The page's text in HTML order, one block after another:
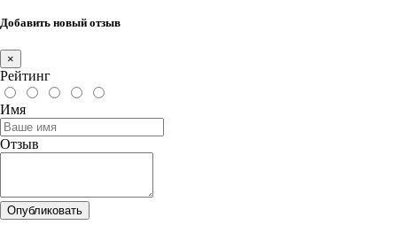
Добавить новый отзыв
×
Рейтинг
Имя
Отзыв
Опубликовать